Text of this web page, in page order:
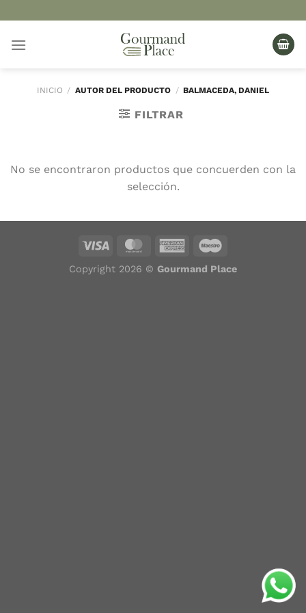
al
contenido
INICIO / AUTOR DEL PRODUCTO / BALMACEDA, DANIEL
FILTRAR
No se encontraron productos que concuerden con la
selección.
Copyright 2026 © Gourmand Place